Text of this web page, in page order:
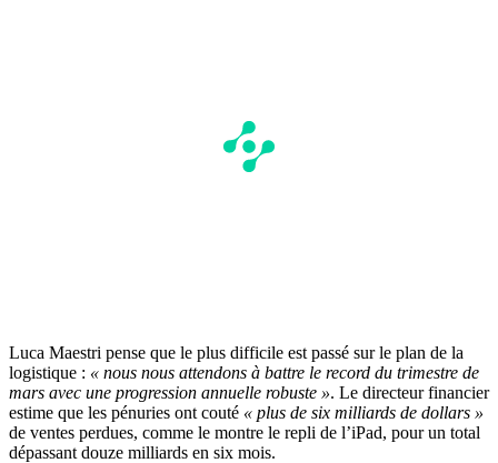
Luca Maestri pense que le plus difficile est passé sur le plan de la
logistique : « nous nous attendons à battre le record du trimestre de
mars avec une progression annuelle robuste ». Le directeur financier
estime que les pénuries ont couté « plus de six milliards de dollars »
de ventes perdues, comme le montre le repli de l’iPad, pour un total
dépassant douze milliards en six mois.